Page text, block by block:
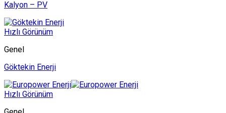
Kalyon – PV
Hızlı Görünüm
Genel
Göktekin Enerji
Hızlı Görünüm